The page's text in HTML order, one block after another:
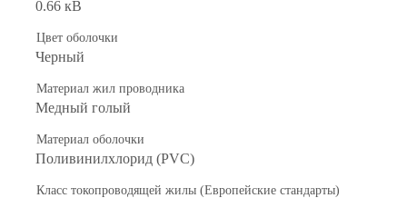
0.66 кВ
Цвет оболочки
Черный
Материал жил проводника
Медный голый
Материал оболочки
Поливинилхлорид (PVC)
Класс токопроводящей жилы (Европейские стандарты)